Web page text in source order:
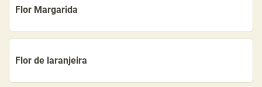
Flor Margarida
Flor de laranjeira